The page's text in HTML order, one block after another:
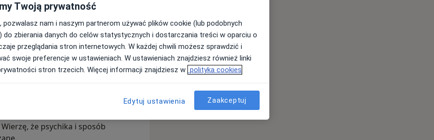
jest zmiana nawyków
dostosowuję do możliwości i
najlepszy jadłospis nie
problemu. Dlatego zawsze
trudności.
są dietetyka pediatryczna,
osób z zaburzeniami odżywiania,
czy otyłość.
co pozwala mi na
że psychika i sposób
Twoją prywatność
pozwalasz nam i naszym partnerom używać plików cookie (lub podobnych
do zbierania danych do celów statystycznych i dostarczania treści w oparciu o
przeglądania stron internetowych. W każdej chwili możesz sprawdzić i
swoje preferencje w ustawieniach. W ustawieniach znajdziesz również linki
stron trzecich. Więcej informacji znajdziesz w polityka cookies
Edytuj ustawienia Zaakceptuj